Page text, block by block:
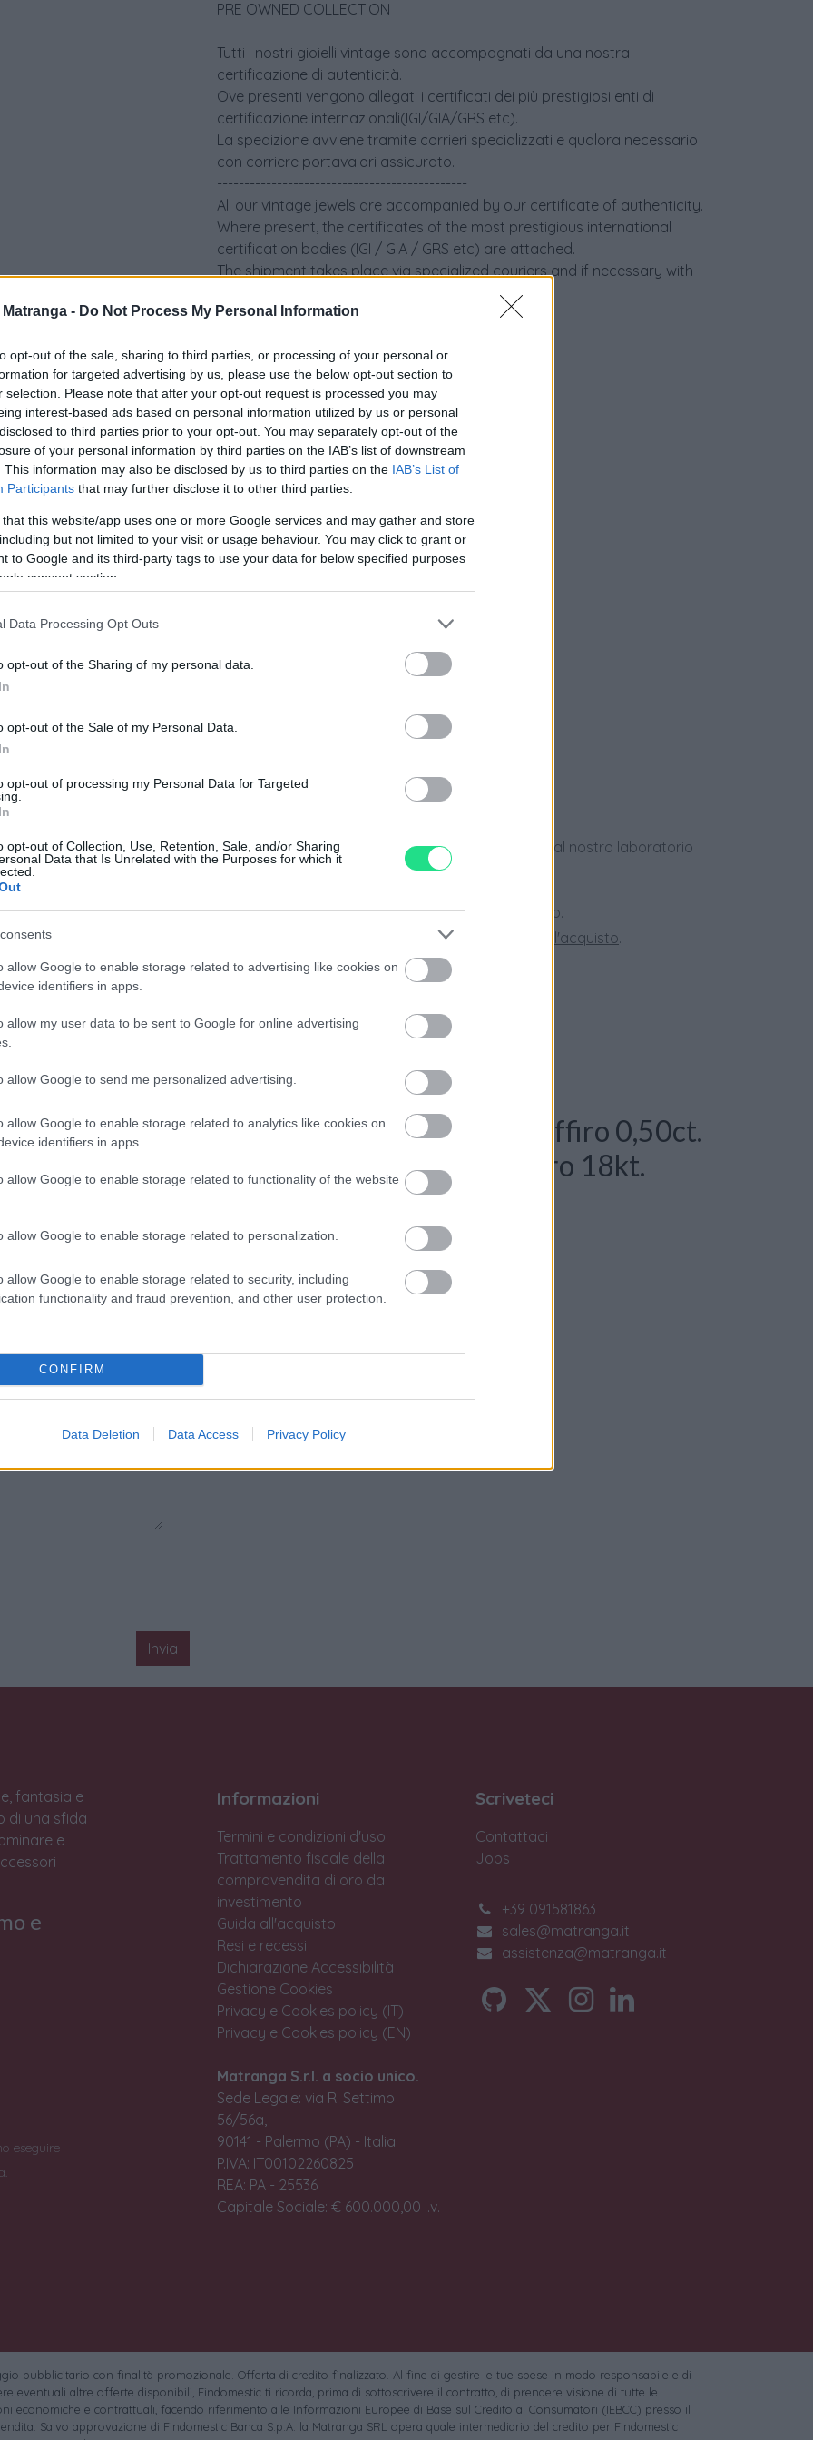
- Do Not Process My Personal Information
opt-out of the sale, sharing to third parties, or processing of your personal or
for targeted advertising by us, please use the below opt-out section to
selection. Please note that after your opt-out request is processed you may
interest-based ads based on personal information utilized by us or personal
to third parties prior to your opt-out. You may separately opt-out of the
of your personal information by third parties on the IAB’s list of downstream
This information may also be disclosed by us to third parties on the IAB’s List of
Participants that may further disclose it to other third parties.
that this website/app uses one or more Google services and may gather and store
but not limited to your visit or usage behaviour. You may click to grant or
to Google and its third-party tags to use your data for below specified purposes
consent section.
Data Processing Opt Outs
opt-out of the Sharing of my personal data.
opt-out of the Sale of my Personal Data.
opt-out of processing my Personal Data for Targeted
opt-out of Collection, Use, Retention, Sale, and/or Sharing
Data that Is Unrelated with the Purposes for which it
allow Google to enable storage related to advertising like cookies on
identifiers in apps.
allow my user data to be sent to Google for online advertising
allow Google to send me personalized advertising.
allow Google to enable storage related to analytics like cookies on
identifiers in apps.
allow Google to enable storage related to functionality of the website
allow Google to enable storage related to personalization.
allow Google to enable storage related to security, including
functionality and fraud prevention, and other user protection.
CONFIRM
Data Deletion Data Access Privacy Policy
PRE OWNED COLLECTION
Tutti i nostri gioielli vintage sono accompagnati da una nostra
certificazione di autenticità.
Ove presenti vengono allegati i certificati dei più prestigiosi enti di
certificazione internazionali(IGI/GIA/GRS etc).
La spedizione avviene tramite corrieri specializzati e qualora necessario
con corriere portavalori assicurato.
----------------------------------------------
All our vintage jewels are accompanied by our certificate of authenticity.
Where present, the certificates of the most prestigious international
certification bodies (IGI / GIA / GRS etc) are attached.
The shipment takes place via specialized couriers and if necessary with
Visualizza proposte di finanziamento
Caratteristiche Prodotto
Google
Powered byLocalImpact
Garanzia di due anni
sui prodotti usati, verificati dal nostro laboratorio
di assistenza.
Spedizione gratuitaper ordini superiori a 150 euro.
Per maggiori dettagli consultate la nostra
Guida all'acquisto.
maggiori
una
Invia
Caratteristiche: Anello - Zaffiro 0,50ct.
brillanti 0,35ct. G-VS1 in oro 18kt.
Pietre:Zaffiri
fantasia e
di una sfida
e
e
eseguire
Informazioni
Termini e condizioni d'uso
Trattamento fiscale della
compravendita di oro da
investimento
Guida all'acquisto
Resi e recessi
Dichiarazione Accessibilità
Gestione Cookies
Privacy e Cookies policy (IT)
Privacy e Cookies policy (EN)
Matranga S.r.l. a socio unico.
Sede Legale: via R. Settimo
56/56a,
90141 - Palermo (PA) - Italia
P.IVA: IT00102260825
REA: PA - 25536
Capitale Sociale: € 600.000,00 i.v.
Scriveteci
Contattaci
Jobs
+39 091581863
sales@matranga.it
assistenza@matranga.it
pubblicitario con finalità promozionale. Offerta di credito finalizzato. Al fine di gestire le tue spese in modo responsabile e di
eventuali altre offerte disponibili, Findomestic ti ricorda, prima di sottoscrivere il contratto, di prendere visione di tutte le
economiche e contrattuali, facendo riferimento alle Informazioni Europee di Base sul Credito ai Consumatori (IEBCC) presso il
Salvo approvazione di Findomestic Banca S.p.A. la Matranga SRL opera quale intermediario del credito per Findomestic